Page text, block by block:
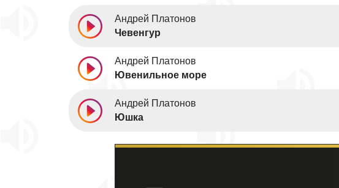
Андрей Платонов
Чевенгур
Андрей Платонов
Ювенильное море
Андрей Платонов
Юшка